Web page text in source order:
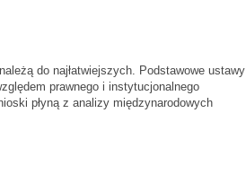
do najłatwiejszych. Podstawowe ustawy
prawnego i instytucjonalnego
płyną z analizy międzynarodowych